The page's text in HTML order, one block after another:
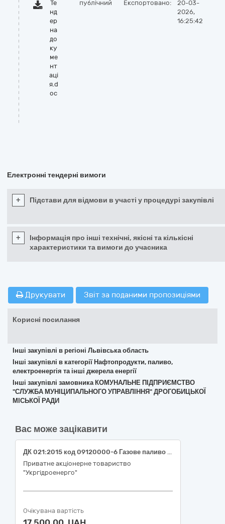
Те
нд
ер
на
до
ку
ме
нт
ацi
я.d
oc
публічний Експортовано:
20-03-
2026,
16:25:42
Електронні тендерні вимоги
+ Підстави для відмови в участі у процедурі закупівлі
+
Інформація про інші технічні, якісні та кількісні
характеристики та вимоги до учасника
Друкувати Звіт за поданими пропозиціями
Корисні посилання
Інші закупівлі в регіоні Львівська область
Інші закупівлі в категорії Нафтопродукти, паливо,
електроенергія та інші джерела енергії
Інші закупівлі замовника КОМУНАЛЬНЕ ПІДПРИЄМСТВО
"СЛУЖБА МУНІЦИПАЛЬНОГО УПРАВЛІННЯ" ДРОГОБИЦЬКОЇ
МІСЬКОЇ РАДИ
Вас може зацікавити
ДК 021:2015 код 09120000-6 Газове паливо (Закупівля скрапленого газу для філії "Середньодніпровська ГЕС" ПрАТ "Укргідроенерго")
Приватне акціонерне товариство
"Укргідроенерго"
Очікувана вартість